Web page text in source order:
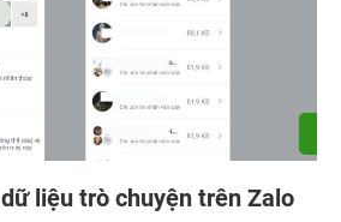
liệu trò chuyện trên Zalo